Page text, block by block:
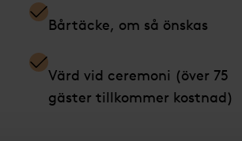
Bårtäcke, om så önskas
Värd vid ceremoni (över 75
gäster tillkommer kostnad)